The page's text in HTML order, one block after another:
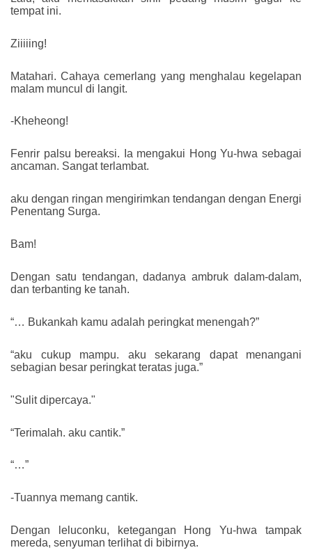
tempat ini.
Ziiiiing!
Matahari. Cahaya cemerlang yang menghalau kegelapan
malam muncul di langit.
-Kheheong!
Fenrir palsu bereaksi. Ia mengakui Hong Yu-hwa sebagai
ancaman. Sangat terlambat.
aku dengan ringan mengirimkan tendangan dengan Energi
Penentang Surga.
Bam!
Dengan satu tendangan, dadanya ambruk dalam-dalam,
dan terbanting ke tanah.
“… Bukankah kamu adalah peringkat menengah?”
“aku cukup mampu. aku sekarang dapat menangani
sebagian besar peringkat teratas juga.”
"Sulit dipercaya."
“Terimalah. aku cantik.”
“…”
-Tuannya memang cantik.
Dengan leluconku, ketegangan Hong Yu-hwa tampak
mereda, senyuman terlihat di bibirnya.